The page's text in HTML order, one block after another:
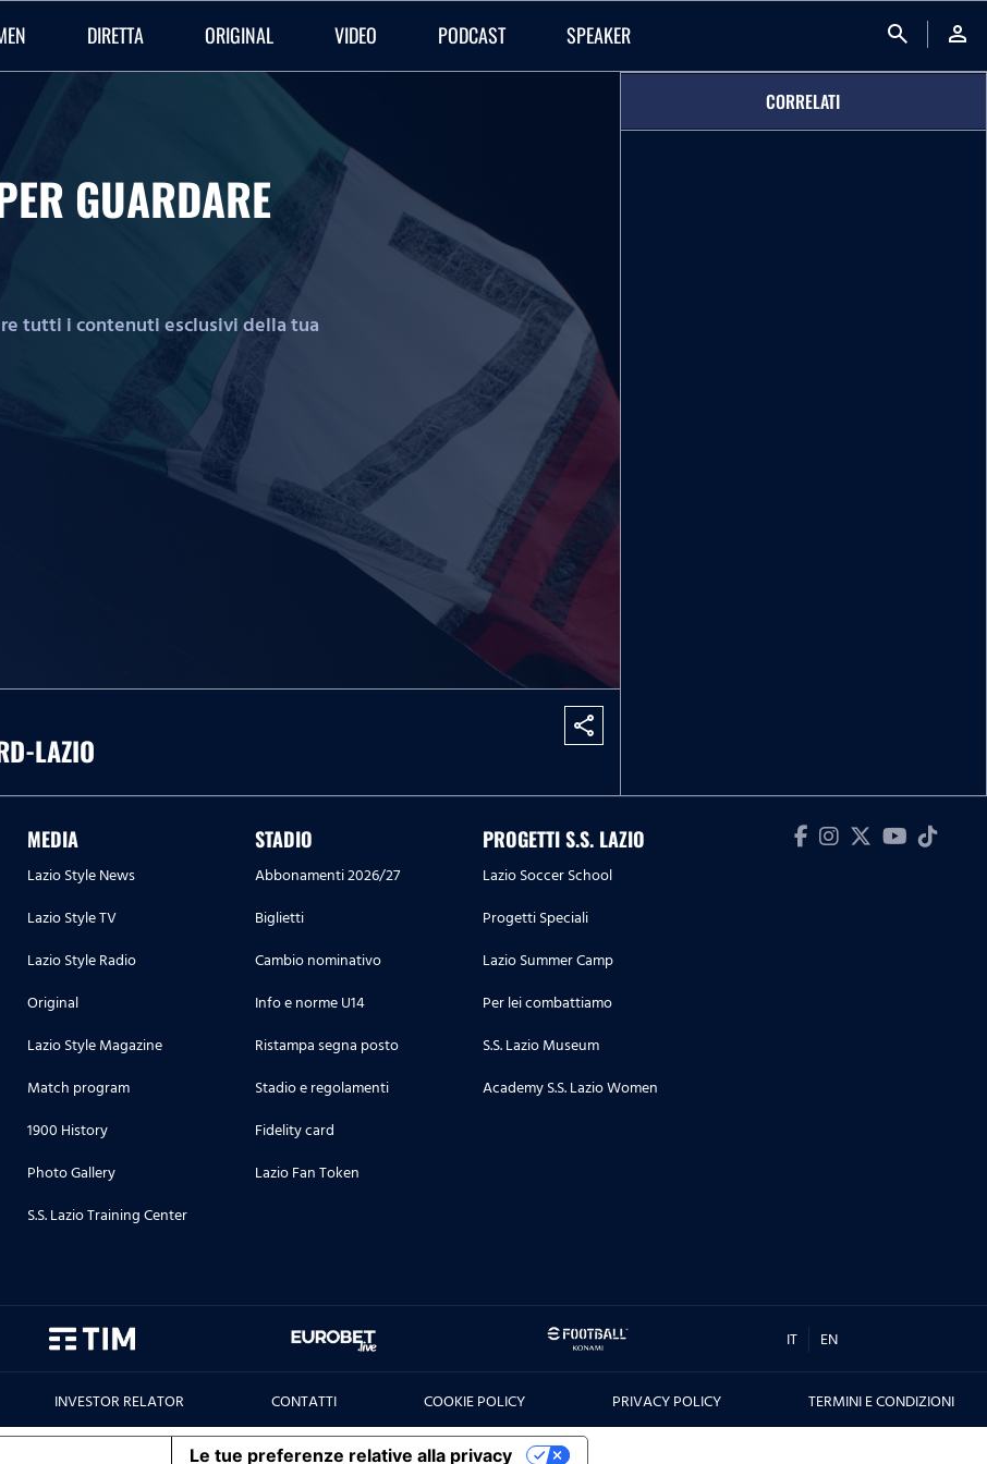
DIRETTA ORIGINAL VIDEO PODCAST SPEAKER search person
GUARDARE
tutti i contenuti esclusivi della tua
LAZIO
share
CORRELATI
MEDIA
Lazio Style News
Lazio Style TV
Lazio Style Radio
Original
Lazio Style Magazine
Match program
1900 History
Photo Gallery
S.S. Lazio Training Center
STADIO
Abbonamenti 2026/27
Biglietti
Cambio nominativo
Info e norme U14
Ristampa segna posto
Stadio e regolamenti
Fidelity card
Lazio Fan Token
PROGETTI S.S. LAZIO
Lazio Soccer School
Progetti Speciali
Lazio Summer Camp
Per lei combattiamo
S.S. Lazio Museum
Academy S.S. Lazio Women
IT EN
INVESTOR RELATOR CONTATTI COOKIE POLICY PRIVACY POLICY TERMINI E CONDIZIONI
Le tue preferenze relative alla privacy